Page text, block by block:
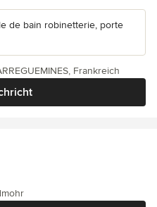
de bain robinetterie, porte
Frankreich